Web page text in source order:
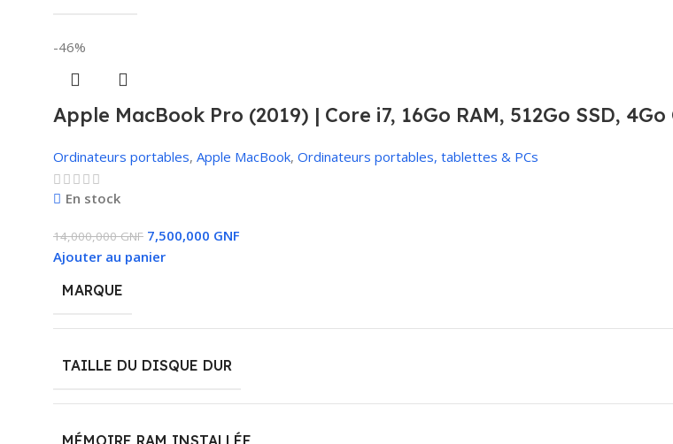
-46%
Apple MacBook Pro (2019) | Core i7, 16Go RAM, 512Go SSD,
Ordinateurs portables, Apple MacBook, Ordinateurs portables, tablettes & PCs
En stock
14,000,000GNF 7,500,000 GNF
Ajouter au panier
MARQUE
TAILLE DU DISQUE DUR
MÉMOIRE RAM INSTALLÉE